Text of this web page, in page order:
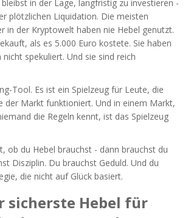
in der Lage, langfristig zu investieren -
plötzlichen Liquidation. Die meisten
in der Kryptowelt haben nie Hebel genutzt.
als es 5.000 Euro kostete. Sie haben
nicht spekuliert. Und sie sind reich
Tool. Es ist ein Spielzeug für Leute, die
der Markt funktioniert. Und in einem Markt,
die Regeln kennt, ist das Spielzeug
ob du Hebel brauchst - dann brauchst du
Disziplin. Du brauchst Geduld. Und du
die nicht auf Glück basiert.
sicherste Hebel für